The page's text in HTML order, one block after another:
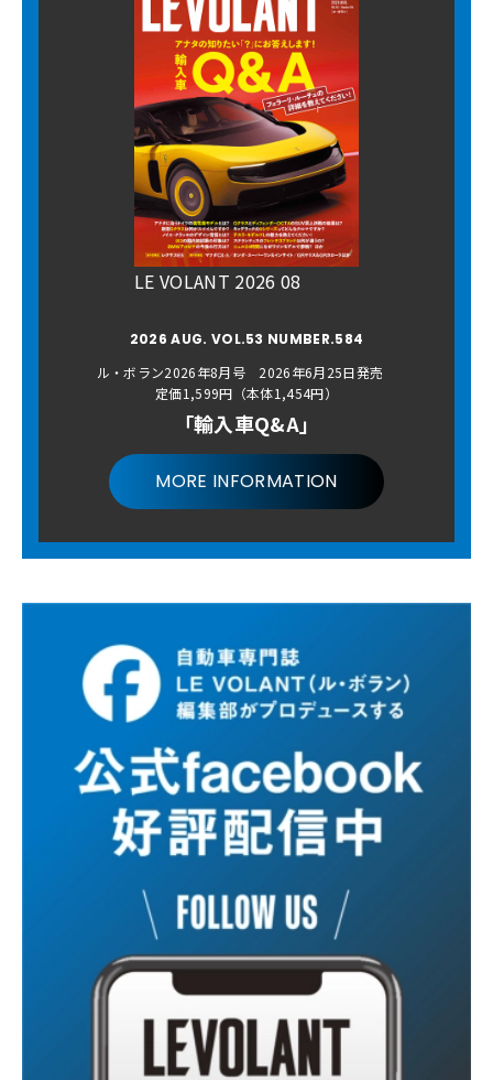
LE VOLANT 2026 08
2026 AUG. VOL.53 NUMBER.584
ル・ボラン2026年8月号 2026年6月25日発売
定価1,599円（本体1,454円）
「輸入車Q&A」
MORE INFORMATION